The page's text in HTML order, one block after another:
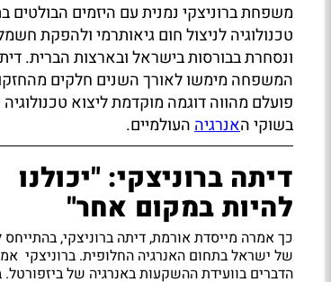
משפחת ברוניצקי נמנית עם היזמים הבולטים
טכנולוגיה לניצול חום גיאותרמי ולהפקת
ונסחרת בבורסות בישראל ובארצות הברית.
המשפחה מימשו לאורך השנים חלקים
פועלם מהווה דוגמה מוקדמת ליצוא
בשוקי האנרגיההעולמיים.
דיתה ברוניצקי: "יכולנו
להיות במקום אחר"
כך אמרה מייסדת אורמת, דיתה ברוניצקי,
של ישראל בתחום האנרגיה החלופית. ברוניצקי
הדברים בוועידת ההשקעות באנרגיה של ביזפורטל.